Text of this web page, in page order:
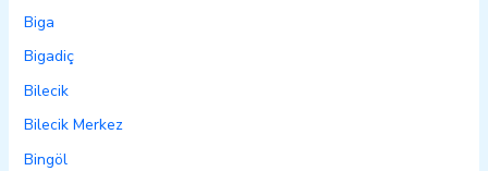
Biga
Bigadiç
Bilecik
Bilecik Merkez
Bingöl